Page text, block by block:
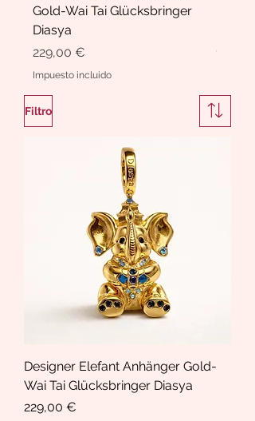
Gold-Wai Tai Glücksbringer
Diasya
Precio
229,00 €
Impuesto incluido
Precio
189,00
Filtro
Designer Elefant Anhänger Gold-
Wai Tai Glücksbringer Diasya
Precio
229,00 €